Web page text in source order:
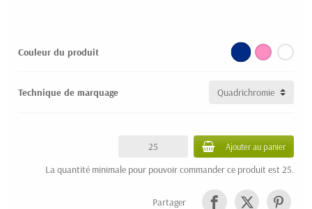
Couleur du produit
Technique de marquage
Ajouter au panier
La quantité minimale pour pouvoir commander ce produit est 25.
Partager